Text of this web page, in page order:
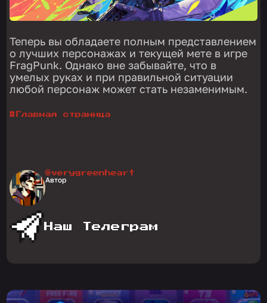
Теперь вы обладаете полным представлением
о лучших персонажах и текущей мете в игре
FragPunk. Однако вне забывайте, что в
умелых руках и при правильной ситуации
любой персонаж может стать незаменимым.
# Главная страница
@verygreenheart
Автор
Наш Телеграм